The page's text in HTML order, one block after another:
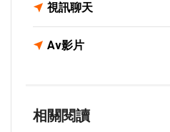
視訊聊天
Av影片
相關閱讀